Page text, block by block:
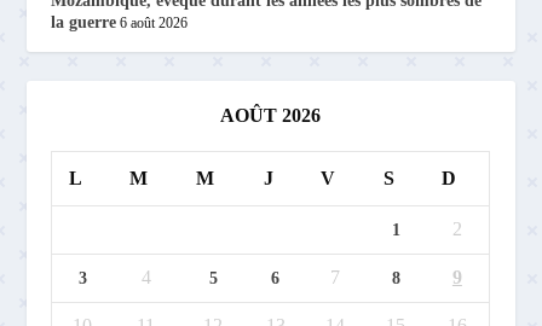
la guerre 6 août 2026
AOÛT 2026
L M M J V S D
1 2
3 4 5 6 7 8 9